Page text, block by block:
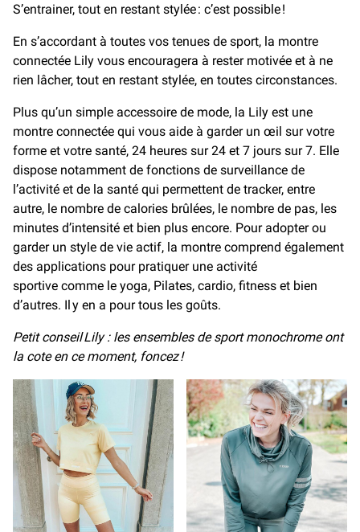
S’entrainer, tout en restant stylée : c’est possible !
En s’accordant à toutes vos tenues de sport, la montre
connectée Lily vous encouragera à rester motivée et à ne
rien lâcher, tout en restant stylée, en toutes circonstances.
Plus qu’un simple accessoire de mode, la Lily est une
montre connectée qui vous aide à garder un œil sur votre
forme et votre santé, 24 heures sur 24 et 7 jours sur 7. Elle
dispose notamment de fonctions de surveillance de
l’activité et de la santé qui permettent de tracker, entre
autre, le nombre de calories brûlées, le nombre de pas, les
minutes d’intensité et bien plus encore. Pour adopter ou
garder un style de vie actif, la montre comprend également
des applications pour pratiquer une activité
sportive comme le yoga, Pilates, cardio, fitness et bien
d’autres. Il y en a pour tous les goûts.
Petit conseil Lily : les ensembles de sport monochrome ont
la cote en ce moment, foncez !